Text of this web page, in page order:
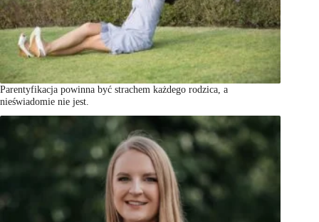
Parentyfikacja powinna być strachem każdego rodzica, a
nieświadomie nie jest.